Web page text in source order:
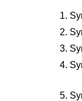
1.
2.
3.
4.
5.